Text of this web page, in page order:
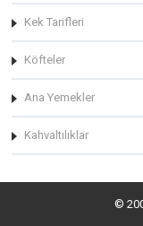
Kek Tarifleri
Köfteler
Ana Yemekler
Kahvaltılıklar
©